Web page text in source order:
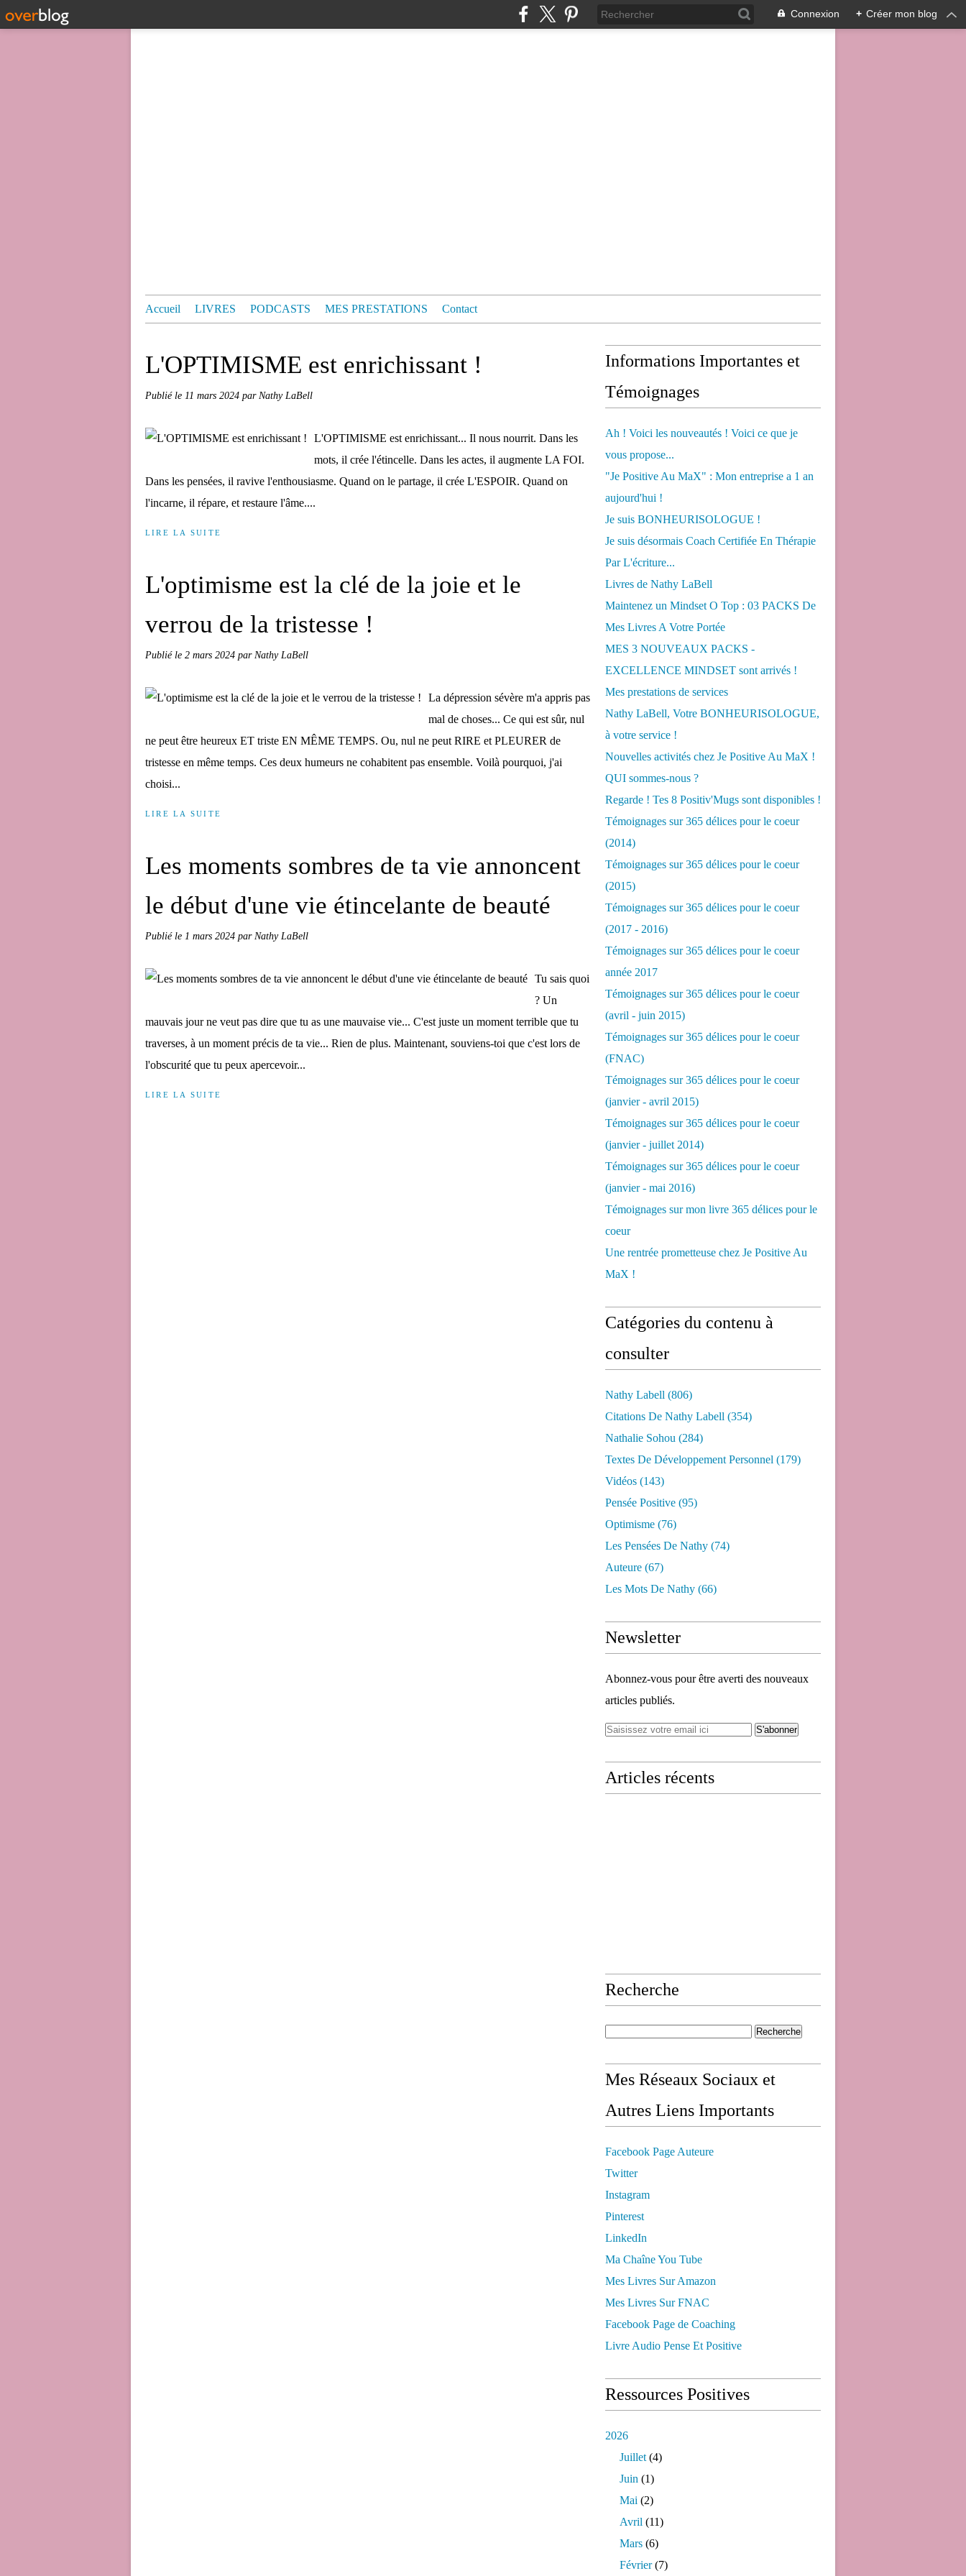
Connexion + Créer mon blog
Accueil LIVRES PODCASTS MES PRESTATIONS Contact
L'OPTIMISME est enrichissant !
Publié le 11 mars 2024 par Nathy LaBell
L'OPTIMISME est enrichissant... Il nous nourrit. Dans les
mots, il crée l'étincelle. Dans les actes, il augmente LA FOI.
Dans les pensées, il ravive l'enthousiasme. Quand on le partage, il crée L'ESPOIR. Quand on
l'incarne, il répare, et restaure l'âme....
LIRE LA SUITE
L'optimisme est la clé de la joie et le
verrou de la tristesse !
Publié le 2 mars 2024 par Nathy LaBell
La dépression sévère m'a appris pas
mal de choses... Ce qui est sûr, nul
ne peut être heureux ET triste EN MÊME TEMPS. Ou, nul ne peut RIRE et PLEURER de
tristesse en même temps. Ces deux humeurs ne cohabitent pas ensemble. Voilà pourquoi, j'ai
choisi...
LIRE LA SUITE
Les moments sombres de ta vie annoncent
le début d'une vie étincelante de beauté
Publié le 1 mars 2024 par Nathy LaBell
Tu sais quoi
? Un
mauvais jour ne veut pas dire que tu as une mauvaise vie... C'est juste un moment terrible que tu
traverses, à un moment précis de ta vie... Rien de plus. Maintenant, souviens-toi que c'est lors de
l'obscurité que tu peux apercevoir...
LIRE LA SUITE
Informations Importantes et
Témoignages
Ah ! Voici les nouveautés ! Voici ce que je
vous propose...
"Je Positive Au MaX" : Mon entreprise a 1 an
aujourd'hui !
Je suis BONHEURISOLOGUE !
Je suis désormais Coach Certifiée En Thérapie
Par L'écriture...
Livres de Nathy LaBell
Maintenez un Mindset O Top : 03 PACKS De
Mes Livres A Votre Portée
MES 3 NOUVEAUX PACKS -
EXCELLENCE MINDSET sont arrivés !
Mes prestations de services
Nathy LaBell, Votre BONHEURISOLOGUE,
à votre service !
Nouvelles activités chez Je Positive Au MaX !
QUI sommes-nous ?
Regarde ! Tes 8 Positiv'Mugs sont disponibles !
Témoignages sur 365 délices pour le coeur
(2014)
Témoignages sur 365 délices pour le coeur
(2015)
Témoignages sur 365 délices pour le coeur
(2017 - 2016)
Témoignages sur 365 délices pour le coeur
année 2017
Témoignages sur 365 délices pour le coeur
(avril - juin 2015)
Témoignages sur 365 délices pour le coeur
(FNAC)
Témoignages sur 365 délices pour le coeur
(janvier - avril 2015)
Témoignages sur 365 délices pour le coeur
(janvier - juillet 2014)
Témoignages sur 365 délices pour le coeur
(janvier - mai 2016)
Témoignages sur mon livre 365 délices pour le
coeur
Une rentrée prometteuse chez Je Positive Au
MaX !
Catégories du contenu à
consulter
Nathy Labell (806)
Citations De Nathy Labell (354)
Nathalie Sohou (284)
Textes De Développement Personnel (179)
Vidéos (143)
Pensée Positive (95)
Optimisme (76)
Les Pensées De Nathy (74)
Auteure (67)
Les Mots De Nathy (66)
Newsletter
Abonnez-vous pour être averti des nouveaux
articles publiés.
Articles récents
Recherche
Mes Réseaux Sociaux et
Autres Liens Importants
Facebook Page Auteure
Twitter
Instagram
Pinterest
LinkedIn
Ma Chaîne You Tube
Mes Livres Sur Amazon
Mes Livres Sur FNAC
Facebook Page de Coaching
Livre Audio Pense Et Positive
Ressources Positives
2026
Juillet (4)
Juin (1)
Mai (2)
Avril (11)
Mars (6)
Février(7)